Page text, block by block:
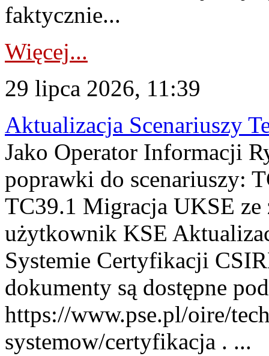
faktycznie...
Więcej...
29 lipca 2026, 11:39
Aktualizacja Scenariuszy
Jako Operator Informacji
poprawki do scenariuszy:
TC39.1 Migracja UKSE
użytkownik KSE
Systemie Certyfikacji
dokumenty są dostępne
https://www.pse.pl/oire/
systemow/certyfikacja . ...